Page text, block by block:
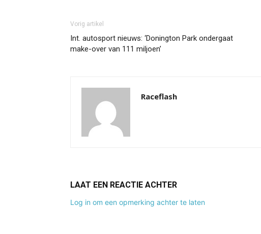
Vorig artikel
Int. autosport nieuws: ‘Donington Park ondergaat
make-over van 111 miljoen’
Raceflash
LAAT EEN REACTIE ACHTER
Log in om een opmerking achter te laten